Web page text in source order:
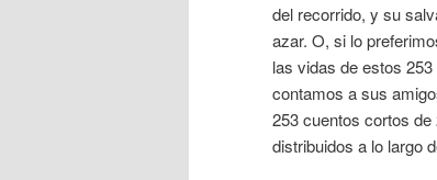
del recorrido, y su
azar. O, si lo
las vidas de estos
contamos a sus
253 cuentos cortos
distribuidos a lo largo